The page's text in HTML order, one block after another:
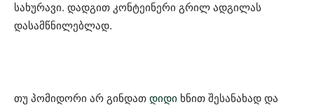
სახურავი. დადგით კონტეინერი გრილ ადგილას
დასამწნილებლად.
თუ პომიდორი არ გინდათ დიდი ხნით შესანახად და